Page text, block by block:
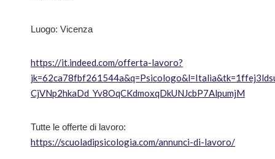
Luogo: Vicenza
https://it.indeed.com/offerta-lavoro?
CjVNp2hkaDd_Yv8OqCKdmoxqDkUNJcbP7AlpumjM
Tutte le offerte di lavoro:
https://scuoladipsicologia.com/annunci-di-lavoro/